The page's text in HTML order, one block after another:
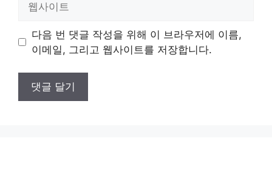
트
다음 번 댓글 작성을 위해 이 브라우저에 이름,
이메일, 그리고 웹사이트를 저장합니다.